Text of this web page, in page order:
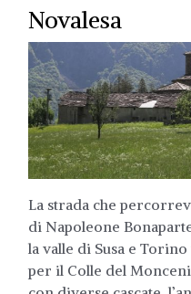
Novalesa
La strada che
di Napoleone
la valle di Susa e
per il Colle del